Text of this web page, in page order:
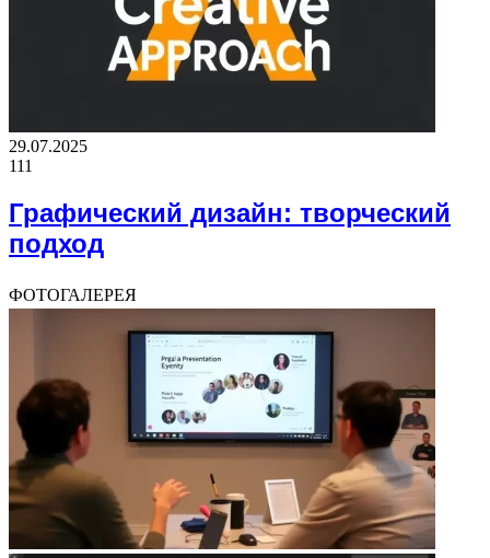
29.07.2025
111
Графический дизайн: творческий
подход
ФОТОГАЛЕРЕЯ